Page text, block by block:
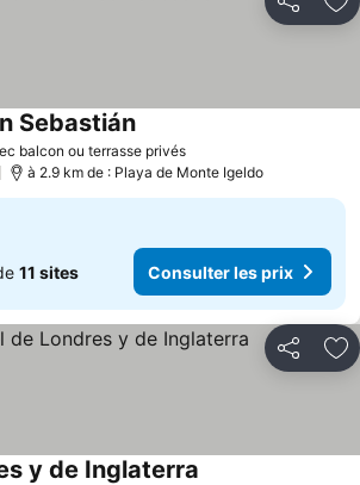
Partager
balcon ou terrasse privés
Sebastián
à 2.9 km de : Playa de Monte Igeldo
11 sites Consulter les prix
Partager
y de Inglaterra